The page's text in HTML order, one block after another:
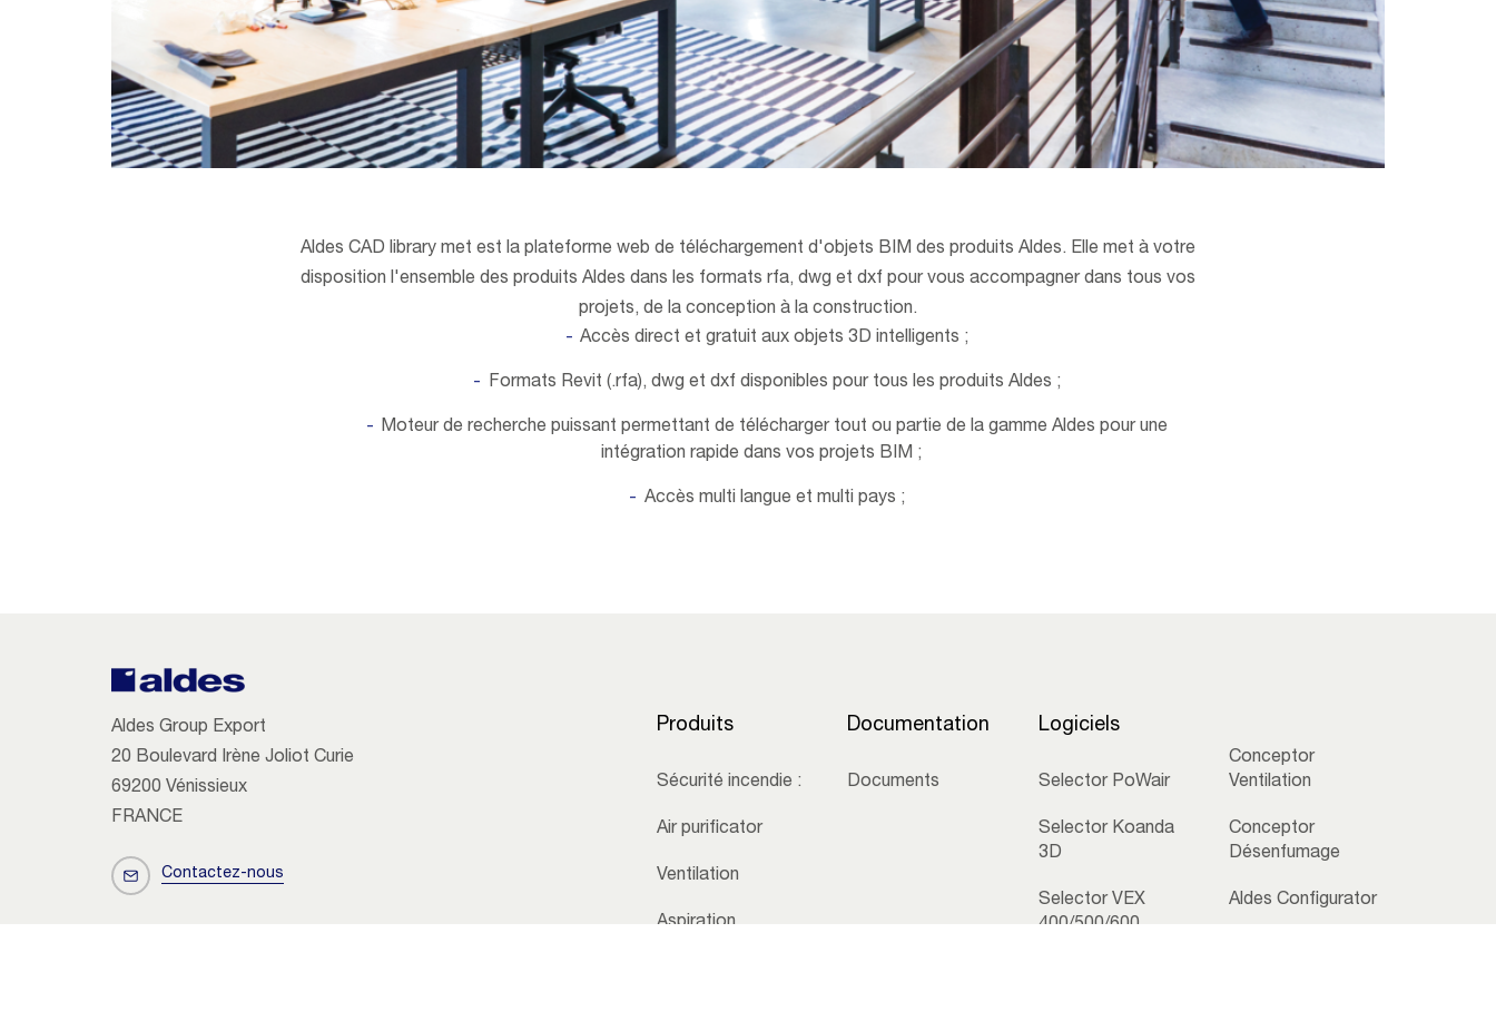
Aldes CAD library met est la plateforme web de téléchargement d'objets BIM des produits Aldes. Elle met à votre
disposition l'ensemble des produits Aldes dans les formats rfa, dwg et dxf pour vous accompagner dans tous vos
projets, de la conception à la construction.
Accès direct et gratuit aux objets 3D intelligents ;
Formats Revit (.rfa), dwg et dxf disponibles pour tous les produits Aldes ;
Moteur de recherche puissant permettant de télécharger tout ou partie de la gamme Aldes pour une
intégration rapide dans vos projets BIM ;
Accès multi langue et multi pays ;
Aldes Group Export
20 Boulevard Irène Joliot Curie
69200 Vénissieux
FRANCE
Contactez-nous
Produits
Sécurité incendie :
Air purificator
Ventilation
Aspiration
Documentation
Documents
Logiciels
Selector PoWair
Selector Koanda
3D
Selector VEX
400/500/600
Conceptor
Ventilation
Conceptor
Désenfumage
Aldes Configurator